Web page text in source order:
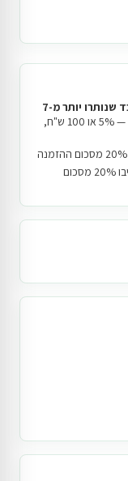
ביטול בתוך 14 ימים מביצוע ההזמנה, ובלבד שנותרו יותר מ-7
לפי חוק הגנת הצרכן — 5% או 100 ש"ח,
יחויבו 20% מסכום